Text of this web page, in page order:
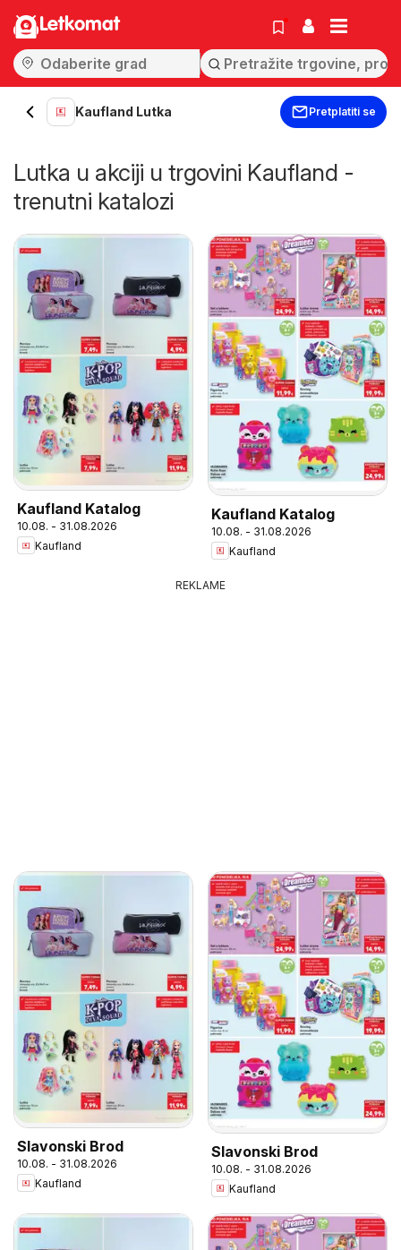
Letkomat
Kaufland Lutka Pretplatiti se
Lutka u akciji u trgovini Kaufland -
trenutni katalozi
Kaufland Katalog
10.08. - 31.08.2026
Kaufland
Kaufland Katalog
10.08. - 31.08.2026
Kaufland
REKLAME
Slavonski Brod
10.08. - 31.08.2026
Kaufland
Slavonski Brod
10.08. - 31.08.2026
Kaufland